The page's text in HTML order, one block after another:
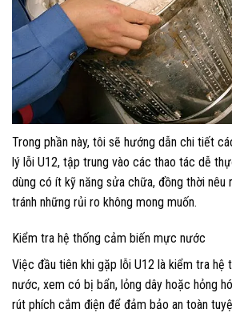
Trong phần này, tôi sẽ hướng dẫn chi tiết
lý lỗi U12, tập trung vào các thao tác dễ
dùng có ít kỹ năng sửa chữa, đồng thời nêu
tránh những rủi ro không mong muốn.
Kiểm tra hệ thống cảm biến mực nước
Việc đầu tiên khi gặp lỗi U12 là kiểm tra hệ
nước, xem có bị bẩn, lỏng dây hoặc hỏng
rút phích cắm điện để đảm bảo an toàn